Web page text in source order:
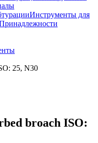
Инструменты для
25, N30
broach ISO: